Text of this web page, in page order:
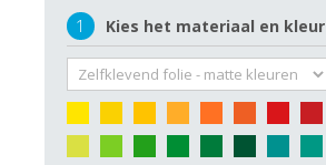
1 Kies het materiaal en kleur